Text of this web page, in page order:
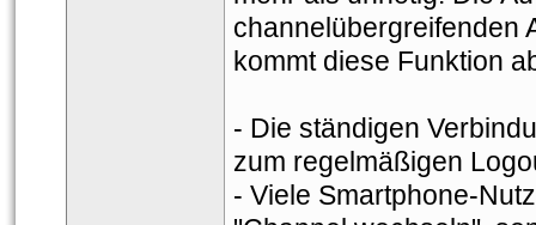
channelübergreifenden
kommt diese Funktion
- Die ständigen
zum regelmäßigen
- Viele Smartphone-